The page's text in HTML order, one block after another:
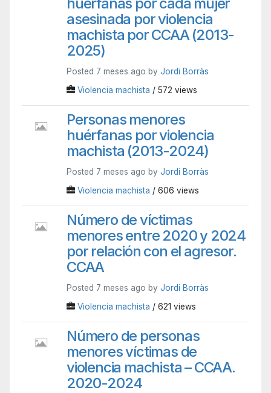
asesinada por violencia
machista por CCAA (2013-
2025)
Posted 7 meses ago by Jordi Borràs
Violencia machista / 572 views
Personas menores
huérfanas por violencia
machista (2013-2024)
Posted 7 meses ago by Jordi Borràs
Violencia machista / 606 views
Número de víctimas
menores entre 2020 y 2024
por relación con el agresor.
CCAA
Posted 7 meses ago by Jordi Borràs
Violencia machista / 621 views
Número de personas
menores víctimas de
violencia machista – CCAA.
2020-2024